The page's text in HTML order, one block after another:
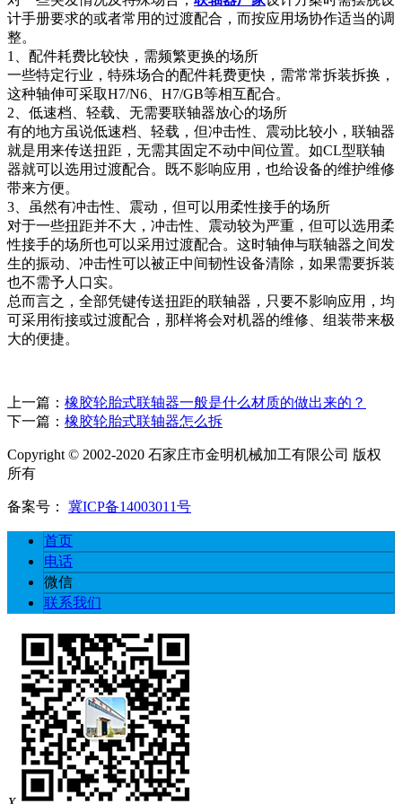
计手册要求的或者常用的过渡配合，而按应用场协作适当的调
整。
1、配件耗费比较快，需频繁更换的场所
一些特定行业，特殊场合的配件耗费更快，需常常拆装拆换，
这种轴伸可采取H7/N6、H7/GB等相互配合。
2、低速档、轻载、无需要联轴器放心的场所
有的地方虽说低速档、轻载，但冲击性、震动比较小，联轴器
就是用来传送扭距，无需其固定不动中间位置。如CL型联轴
器就可以选用过渡配合。既不影响应用，也给设备的维护维修
带来方便。
3、虽然有冲击性、震动，但可以用柔性接手的场所
对于一些扭距并不大，冲击性、震动较为严重，但可以选用柔
性接手的场所也可以采用过渡配合。这时轴伸与联轴器之间发
生的振动、冲击性可以被正中间韧性设备清除，如果需要拆装
也不需予人口实。
总而言之，全部凭键传送扭距的联轴器，只要不影响应用，均
可采用衔接或过渡配合，那样将会对机器的维修、组装带来极
大的便捷。
上一篇： 橡胶轮胎式联轴器一般是什么材质的做出来的？
下一篇： 橡胶轮胎式联轴器怎么拆
Copyright © 2002-2020 石家庄市金明机械加工有限公司 版权
所有
备案号： 冀ICP备14003011号
首页
电话
微信
联系我们